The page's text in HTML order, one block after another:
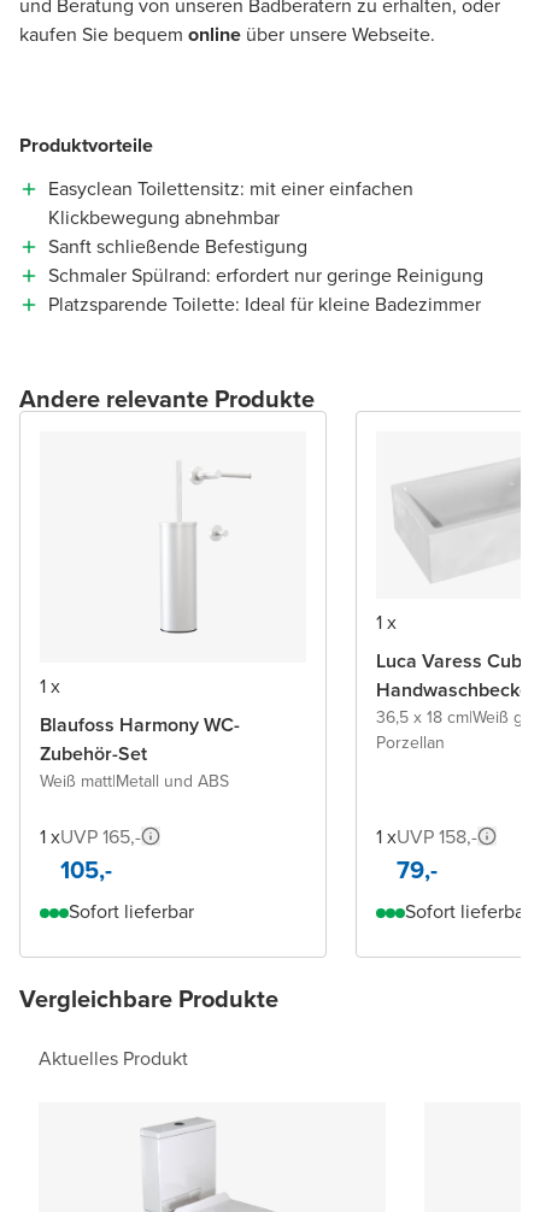
und Beratung von unseren Badberatern zu erhalten, oder
kaufen Sie bequem online über unsere Webseite.
Produktvorteile
Easyclean Toilettensitz: mit einer einfachen
Klickbewegung abnehmbar
Sanft schließende Befestigung
Schmaler Spülrand: erfordert nur geringe Reinigung
Platzsparende Toilette: Ideal für kleine Badezimmer
Andere relevante Produkte
1 x
Blaufoss Harmony WC-
Zubehör-Set
Weiß matt|Metall und ABS
1 xUVP 165,-
105,-
Sofort lieferbar
1 x
Luca Varess Cubic
Handwaschbecken
36,5 x 18 cm|Weiß
Porzellan
1 xUVP 158,-
79,-
Sofort lieferbar
Vergleichbare Produkte
Aktuelles Produkt